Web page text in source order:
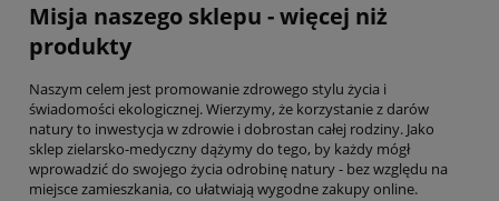
Misja naszego sklepu - więcej niż
produkty
Naszym celem jest promowanie zdrowego stylu życia i
świadomości ekologicznej. Wierzymy, że korzystanie z darów
natury to inwestycja w zdrowie i dobrostan całej rodziny. Jako
sklep zielarsko-medyczny dążymy do tego, by każdy mógł
wprowadzić do swojego życia odrobinę natury - bez względu na
miejsce zamieszkania, co ułatwiają wygodne zakupy online.